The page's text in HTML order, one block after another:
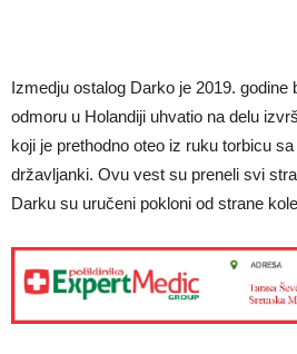
Izmedju ostalog Darko je 2019. godine
odmoru u Holandiji uhvatio na delu
koji je prethodno oteo iz ruku torbicu
državljanki. Ovu vest su preneli svi
Darku su uručeni pokloni od strane